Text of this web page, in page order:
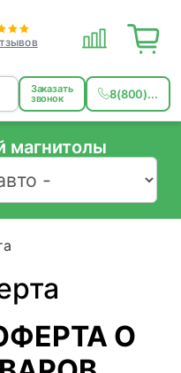
Заказать
звонок 8(800)...
магнитолы
О